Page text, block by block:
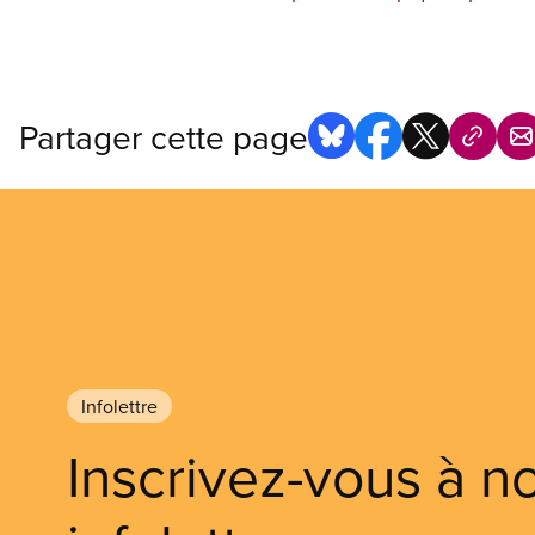
Partager cette page
Infolettre
Inscrivez-vous à